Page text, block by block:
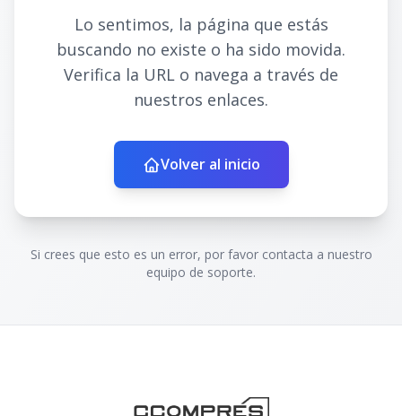
Lo sentimos, la página que estás
buscando no existe o ha sido movida.
Verifica la URL o navega a través de
nuestros enlaces.
Volver al inicio
Si crees que esto es un error, por favor contacta a nuestro
equipo de soporte.